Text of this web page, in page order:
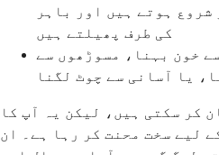
ہوتے ہیں اور باہر
کی طرف پھیلتے ہیں
خون بہنا، مسوڑھوں سے
یا آسانی سے چوٹ لگنا
کر سکتی ہیں، لیکن یہ آپ کا
لیے سخت محنت کر رہا ہے۔ ان